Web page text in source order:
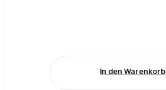
In den Warenkorb